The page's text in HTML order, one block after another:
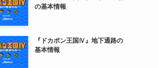
の基本情報
『ドカポン王国Ⅳ』地下通路の
基本情報